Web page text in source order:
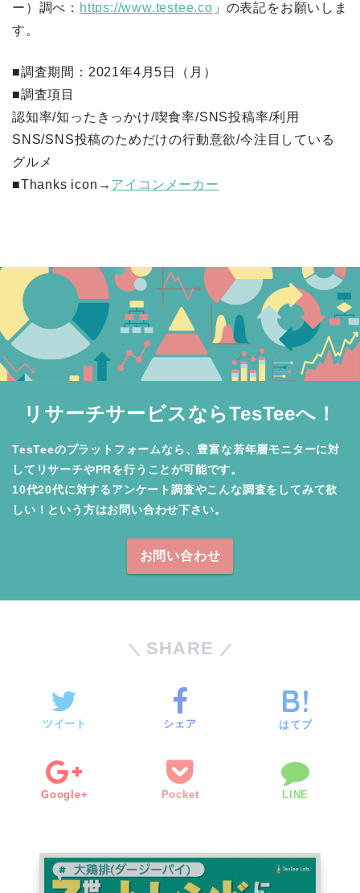
ー）調べ： https://www.testee.co 」の表記をお願いしま
す。
■調査期間：2021年4月5日（月）
■調査項目
認知率/知ったきっかけ/喫食率/SNS投稿率/利用
SNS/SNS投稿のためだけの行動意欲/今注目している
グルメ
■Thanks icon→ アイコンメーカー
リサーチサービスならTesTeeへ！
TesTeeのプラットフォームなら、豊富な若年層モニターに対
してリサーチやPRを行うことが可能です。
10代20代に対するアンケート調査やこんな調査をしてみて欲
しい！という方はお問い合わせ下さい。
お問い合わせ
SHARE
ツイート シェア はてブ
Google+ Pocket LINE